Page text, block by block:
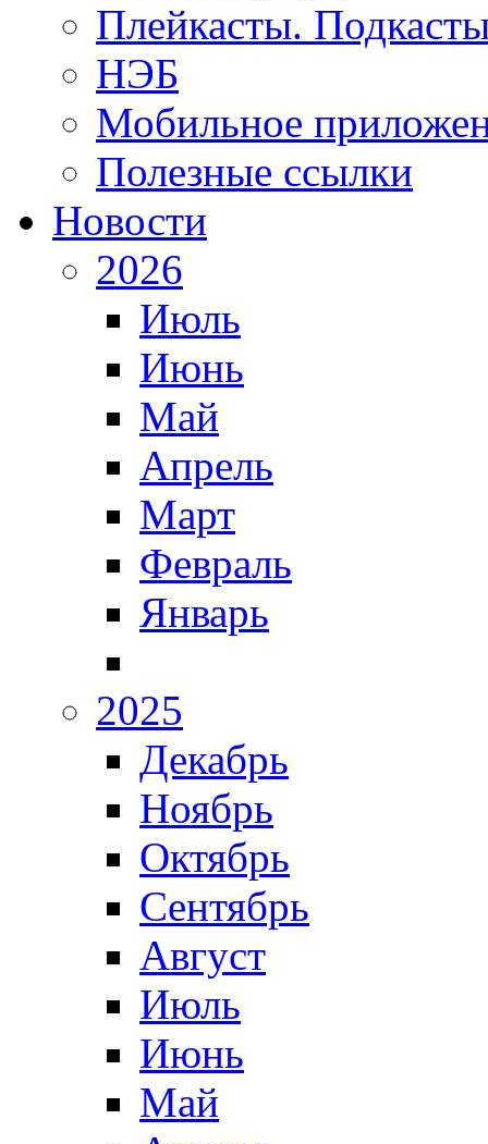
Плейкасты.
НЭБ
Мобильное
Полезные ссылки
Новости
2026
Июль
Июнь
Май
Апрель
Март
Февраль
Январь
2025
Декабрь
Ноябрь
Октябрь
Сентябрь
Август
Июль
Июнь
Май